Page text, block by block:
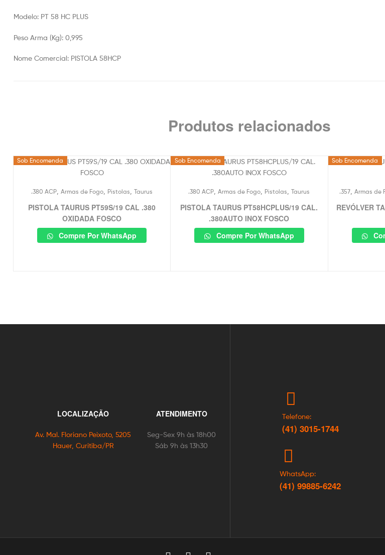
Modelo: PT 58 HC PLUS
Peso Arma (Kg): 0,995
Nome Comercial: PISTOLA 58HCP
Produtos relacionados
Sob Encomenda
.380 ACP ,Armas de Fogo Pistolas ,Taurus
PISTOLA TAURUS PT59S/19 CAL .380
OXIDADA FOSCO
Compre Por WhatsApp
Sob Encomenda
.380 ACP ,Armas de Fogo Pistolas ,Taurus
PISTOLA TAURUS PT58HCPLUS/19 CAL.
.380AUTO INOX FOSCO
Compre Por WhatsApp
Sob Encomenda
.357 ,Armas de
REVÓLVER
LOCALIZAÇÃO
Av. Mal. Floriano Peixoto, 5205
Hauer, Curitiba/PR
ATENDIMENTO
Seg-Sex 9h às 18h00
Sáb 9h às 13h30
Telefone:
(41) 3015-1744
WhatsApp:
(41) 99885-6242